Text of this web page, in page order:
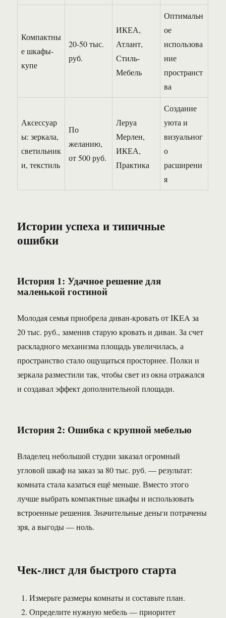
Компактны
е шкафы-
купе
20-50 тыс.
руб.
ИКЕА,
Атлант,
Стиль-
Мебель
Оптимальн
ое
использова
ние
пространст
ва
Аксессуар
ы: зеркала,
светильник
и, текстиль
По
желанию,
от 500 руб.
Леруа
Мерлен,
ИКЕА,
Практика
Создание
уюта и
визуальног
о
расширени
я
Истории успеха и типичные
ошибки
История 1: Удачное решение для
маленькой гостиной
Молодая семья приобрела диван-кровать от IKEA за
20 тыс. руб., заменив старую кровать и диван. За счет
раскладного механизма площадь увеличилась, а
пространство стало ощущаться просторнее. Полки и
зеркала разместили так, чтобы свет из окна отражался
и создавал эффект дополнительной площади.
История 2: Ошибка с крупной мебелью
Владелец небольшой студии заказал огромный
угловой шкаф на заказ за 80 тыс. руб. — результат:
комната стала казаться ещё меньше. Вместо этого
лучше выбрать компактные шкафы и использовать
встроенные решения. Значительные деньги потрачены
зря, а выгоды — ноль.
Чек-лист для быстрого старта
Измерьте размеры комнаты и составьте план.
Определите нужную мебель — приоритет